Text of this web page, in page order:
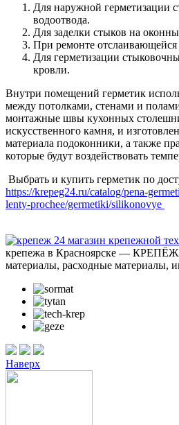
Для наружной герметизации
водоотвода.
Для заделки стыков на
При ремонте отслаивающейся
Для герметизации
кровли.
Внутри помещений герметик
между потолками, стенами и
монтажные швы кухонных
искусственного камня, и
материала подоконники, а также
которые будут воздействовать
Выбрать и купить герметик по
https://krepeg24.ru/catalog/pena-
lenty-prochee/germetiki/silikonovye
крепежа в Красноярске —
материалы, расходные материалы,
Наверх